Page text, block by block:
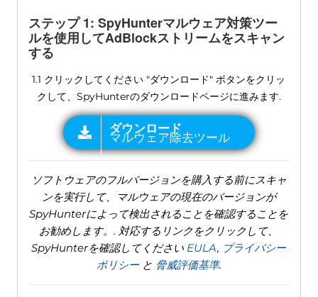
ステップ 1: SpyHunterマルウェア対策ツー
ルを使用してAdBlockストリームをスキャン
する
1.1 クリックしてください "ダウンロード" ボタンをクリッ
クして、SpyHunterのダウンロードページに進みます.
ソフトウェアのフルバージョンを購入する前にスキャ
ンを実行して、マルウェアの現在のバージョンが
SpyHunterによって検出されることを確認することを
お勧めします。. 対応するリンクをクリックして、
SpyHunterを確認してください EULA, プライバシー
ポリシーと 脅威評価基準.